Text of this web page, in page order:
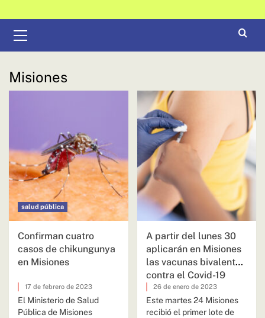
primario
Misiones
salud pública
Confirman cuatro
casos de chikungunya
en Misiones
17 de febrero de 2023
El Ministerio de Salud
Pública de Misiones
A partir del lunes 30
aplicarán en Misiones
las vacunas bivalentes
contra el Covid-19
26 de enero de 2023
Este martes 24 Misiones
recibió el primer lote de